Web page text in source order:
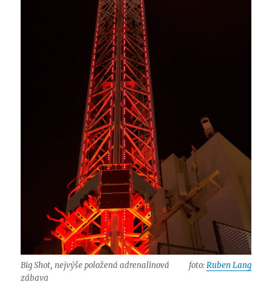
Big Shot, nejvýše položená adrenalinová
zábava
foto:Ruben Lang